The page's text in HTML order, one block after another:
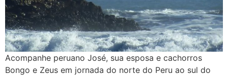
Acompanhe peruano José, sua esposa e cachorros
Bongo e Zeus em jornada do norte do Peru ao sul do